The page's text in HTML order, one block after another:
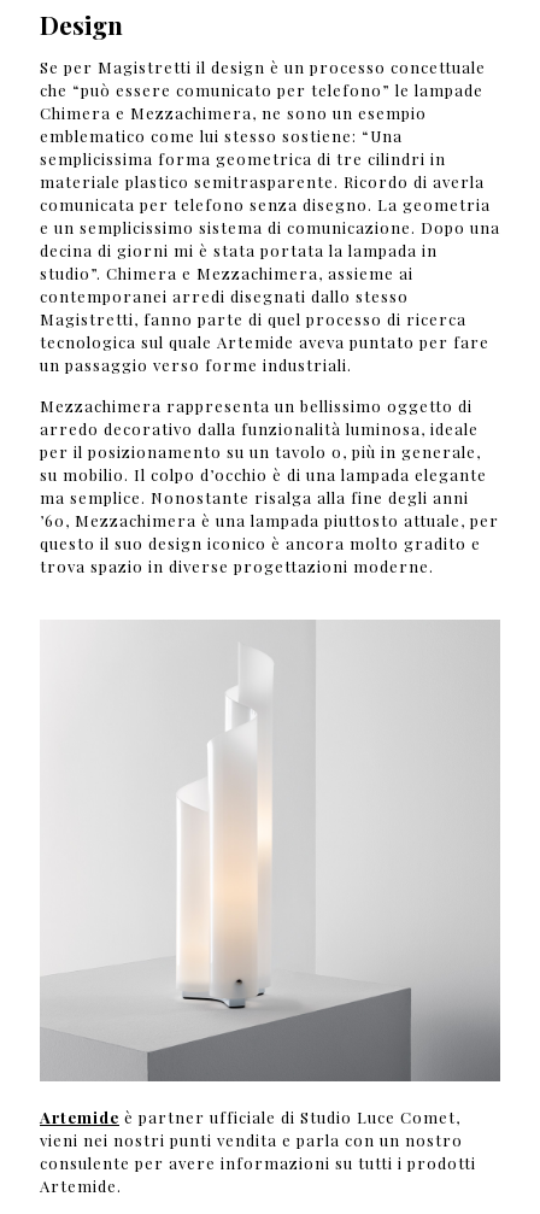
Design
Se per Magistretti il design è un processo concettuale
che “può essere comunicato per telefono” le lampade
Chimera e Mezzachimera, ne sono un esempio
emblematico come lui stesso sostiene: “Una
semplicissima forma geometrica di tre cilindri in
materiale plastico semitrasparente. Ricordo di averla
comunicata per telefono senza disegno. La geometria
e un semplicissimo sistema di comunicazione. Dopo una
decina di giorni mi è stata portata la lampada in
studio”. Chimera e Mezzachimera, assieme ai
contemporanei arredi disegnati dallo stesso
Magistretti, fanno parte di quel processo di ricerca
tecnologica sul quale Artemide aveva puntato per fare
un passaggio verso forme industriali.
Mezzachimera rappresenta un bellissimo oggetto di
arredo decorativo dalla funzionalità luminosa, ideale
per il posizionamento su un tavolo o, più in generale,
su mobilio. Il colpo d’occhio è di una lampada elegante
ma semplice. Nonostante risalga alla fine degli anni
’60, Mezzachimera è una lampada piuttosto attuale, per
questo il suo design iconico è ancora molto gradito e
trova spazio in diverse progettazioni moderne.
Artemide è partner ufficiale di Studio Luce Comet,
vieni nei nostri punti vendita e parla con un nostro
consulente per avere informazioni su tutti i prodotti
Artemide.